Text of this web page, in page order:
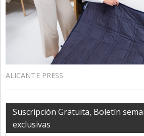
ALICANTE PRESS
Suscripción Gratuita, Boletín
exclusivas